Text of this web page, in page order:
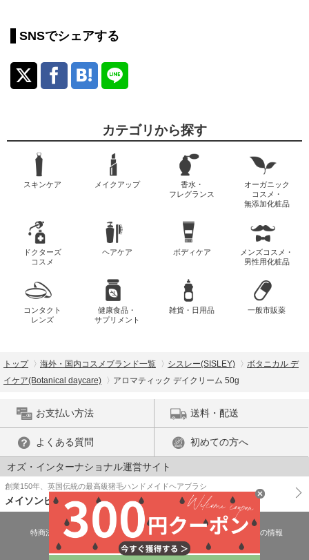
SNSでシェアする
カテゴリから探す
スキンケア メイクアップ
香水・
フレグランス
オーガニック
コスメ・
無添加化粧品
ドクターズ
コスメ
ヘアケア ボディケア
メンズコスメ・
男性用化粧品
コンタクト
レンズ
健康食品・
サプリメント
雑貨・日用品 一般市販薬
トップ 海外・国内コスメブランド一覧 シスレー(SISLEY)
ボタニカル デ
イケア(Botanical daycare)
アロマティック デイクリーム 50g
お支払い方法 送料・配送
よくある質問 初めての方へ
オズ・インターナショナル運営サイト
創業150年、英国伝統の最高級猪毛ハンドメイドヘアブラシ
メイソンピアソン
特商法に基づく表示 プライバシーポリシー
医薬品販売許可証の情報
ご利用規約
PC版で表示